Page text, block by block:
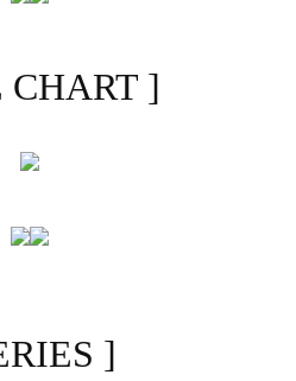
CHART ]
]